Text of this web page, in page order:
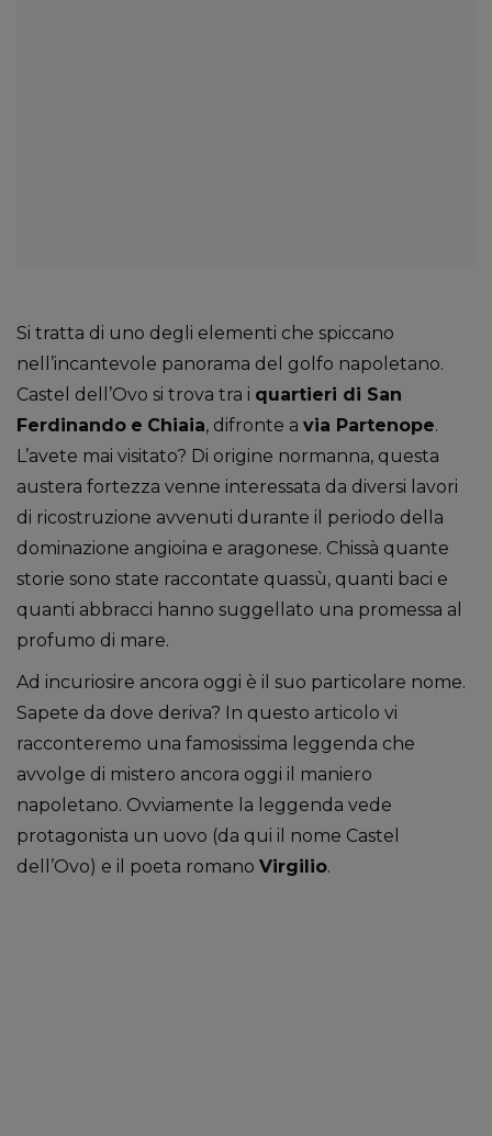
Si tratta di uno degli elementi che spiccano
nell’incantevole panorama del golfo napoletano.
Castel dell’Ovo si trova tra i quartieri di San
Ferdinando e Chiaia, difronte a via Partenope.
L’avete mai visitato? Di origine normanna, questa
austera fortezza venne interessata da diversi lavori
di ricostruzione avvenuti durante il periodo della
dominazione angioina e aragonese. Chissà quante
storie sono state raccontate quassù, quanti baci e
quanti abbracci hanno suggellato una promessa al
profumo di mare.
Ad incuriosire ancora oggi è il suo particolare nome.
Sapete da dove deriva? In questo articolo vi
racconteremo una famosissima leggenda che
avvolge di mistero ancora oggi il maniero
napoletano. Ovviamente la leggenda vede
protagonista un uovo (da qui il nome Castel
dell’Ovo) e il poeta romano Virgilio.